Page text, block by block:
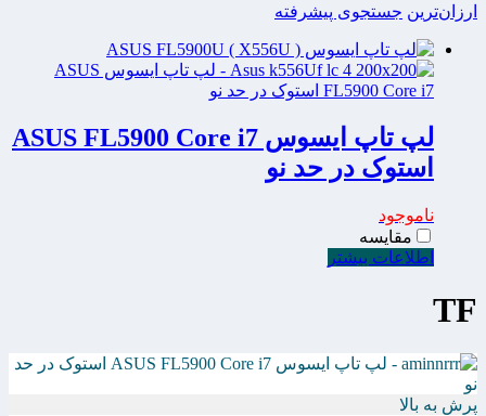
ارزان‌ترین جستجوی پیشرفته
لپ تاپ ایسوس ASUS FL5900 Core i7
استوک در حد نو
ناموجود
مقایسه
اطلاعات بیشتر
TF
پرش به بالا